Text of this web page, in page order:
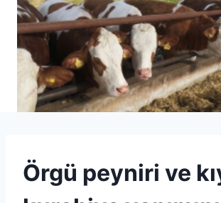
KABARTMA
TOZU
Örgü peyniri ve